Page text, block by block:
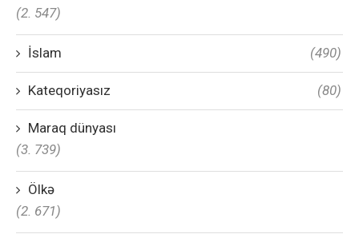
(2. 547)
İslam (490)
Kateqoriyasız (80)
Maraq dünyası
(3. 739)
Ölkə
(2. 671)